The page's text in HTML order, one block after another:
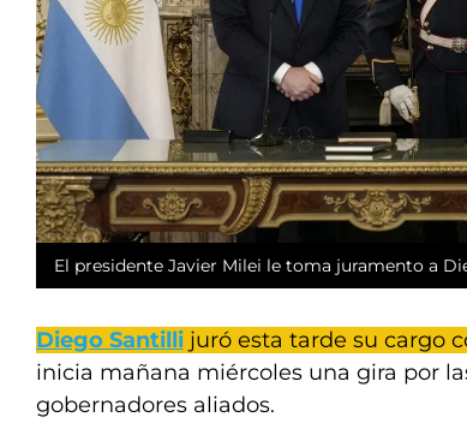
El presidente Javier Milei le toma juramento a
Diego Santilli juró esta tarde su cargo
inicia mañana miércoles una gira por
gobernadores aliados.